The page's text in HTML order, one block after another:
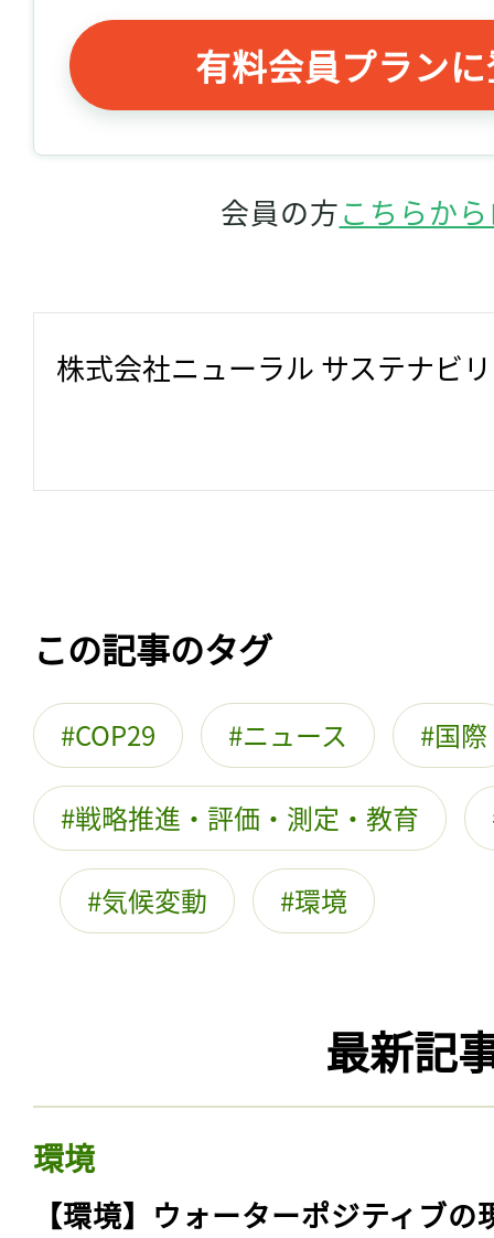
有料会員プラン
会員の方こちらか
株式会社ニューラル サステナビ
この記事のタグ
COP29 ニュース 国際
戦略推進・評価・測定・教育
気候変動 環境
最新記
環境
【環境】ウォーターポジティブの